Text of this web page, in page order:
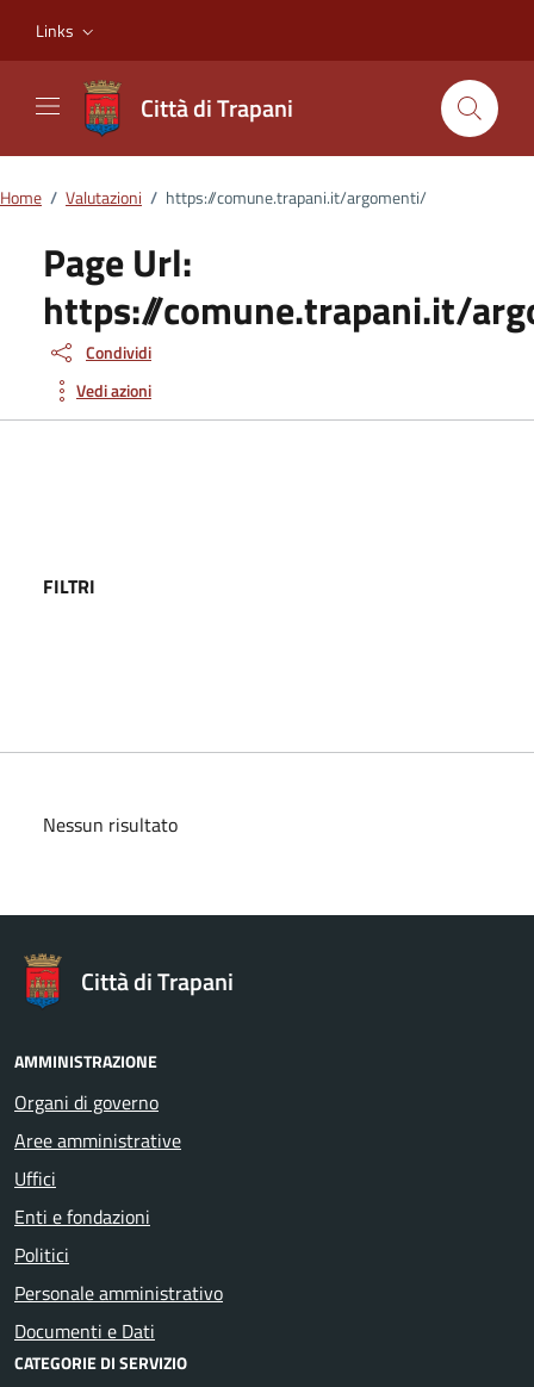
Links
Città di Trapani
Home / Valutazioni / https://comune.trapani.it/argomenti/
Page Url:
https://comune.trapani.it/
Condividi
Vedi azioni
FILTRI
Nessun risultato
Città di Trapani
AMMINISTRAZIONE
Organi di governo
Aree amministrative
Uffici
Enti e fondazioni
Politici
Personale amministrativo
Documenti e Dati
CATEGORIE DI SERVIZIO